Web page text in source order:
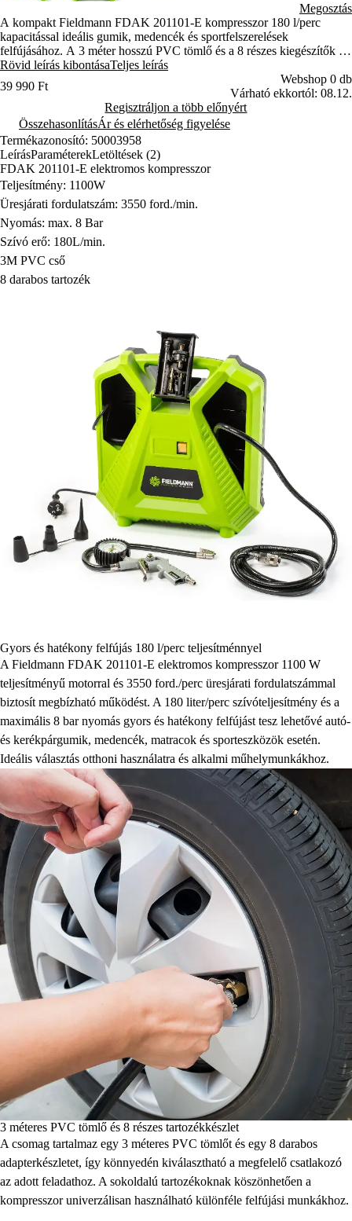
Megosztás
A kompakt Fieldmann FDAK 201101-E kompresszor 180 l/perc
kapacitással ideális gumik, medencék és sportfelszerelések
felfújásához. A 3 méter hosszú PVC tömlő és a 8 részes kiegészítők az
univerzális használatot biztosítják. Az olajmentes kialakítás garantálja
az egyszerű karbantartást.
Rövid leírás kibontásaTeljes leírás
39 990 Ft
Webshop 0 db
Várható ekkortól: 08.12.
Regisztráljon a több előnyért
ÖsszehasonlításÁr és elérhetőség figyelése
Termékazonosító: 50003958
LeírásParaméterekLetöltések (2)
FDAK 201101-E elektromos kompresszor
Teljesítmény: 1100W
Üresjárati fordulatszám: 3550 ford./min.
Nyomás: max. 8 Bar
Szívó erő: 180L/min.
3M PVC cső
8 darabos tartozék
Gyors és hatékony felfújás 180 l/perc teljesítménnyel
A Fieldmann FDAK 201101-E elektromos kompresszor 1100 W
teljesítményű motorral és 3550 ford./perc üresjárati fordulatszámmal
biztosít megbízható működést. A 180 liter/perc szívóteljesítmény és a
maximális 8 bar nyomás gyors és hatékony felfújást tesz lehetővé autó-
és kerékpárgumik, medencék, matracok és sporteszközök esetén.
Ideális választás otthoni használatra és alkalmi műhelymunkákhoz.
3 méteres PVC tömlő és 8 részes tartozékkészlet
A csomag tartalmaz egy 3 méteres PVC tömlőt és egy 8 darabos
adapterkészletet, így könnyedén kiválasztható a megfelelő csatlakozó
az adott feladathoz. A sokoldalú tartozékoknak köszönhetően a
kompresszor univerzálisan használható különféle felfújási munkákhoz.